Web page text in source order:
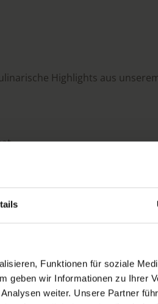
Funktionen für soziale
geben wir Informationen zu Ihrer
weiter. Unsere Partner
Highlights aus
und eine natürliche
mit authentischen
Küche und regionalen
kulinarischen Abschluss
Wohlfühlmomente